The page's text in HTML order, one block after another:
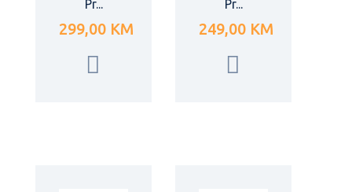
Pr...
299,00 KM
Pr...
249,00 KM